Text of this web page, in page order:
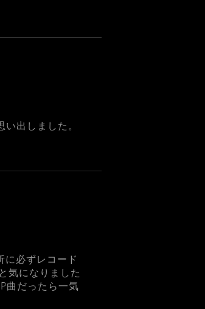
出しました。
必ずレコード
気になりました
曲だったら一気